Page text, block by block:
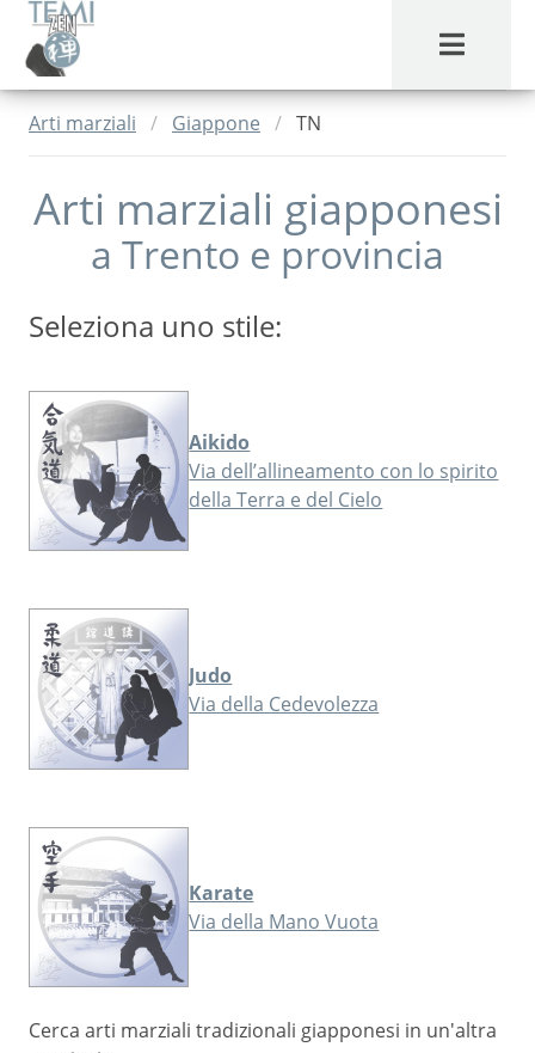
MENU
Arti marziali Giappone TN
Arti marziali giapponesi
a Trento e provincia
Seleziona uno stile:
Aikido
Via dell’allineamento con lo spirito
della Terra e del Cielo
Judo
Via della Cedevolezza
Karate
Via della Mano Vuota
Cerca arti marziali tradizionali giapponesi in un'altra